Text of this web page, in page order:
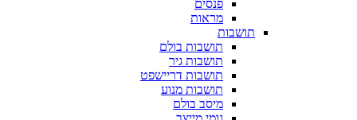
פנסים
מראות
תושבות
תושבות בולם
תושבות גיר
תושבות דריישפט
תושבות מנוע
מיסב בולם